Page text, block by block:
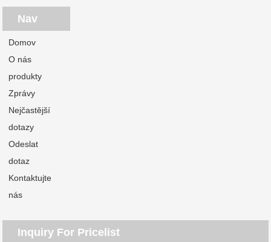
Nav
Domov
O nás
produkty
Zprávy
Nejčastější
dotazy
Odeslat
dotaz
Kontaktujte
nás
Inquiry For Pricelist